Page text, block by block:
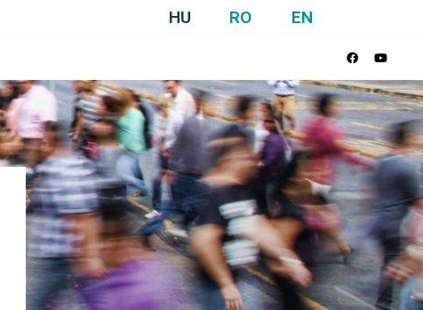
HU RO EN